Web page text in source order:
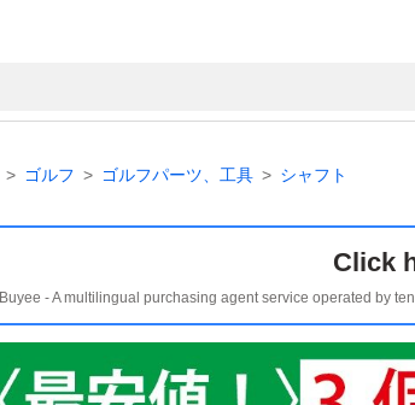
ゴルフ ゴルフパーツ、工具 シャフト
Click
Buyee - A multilingual purchasing agent service operated by